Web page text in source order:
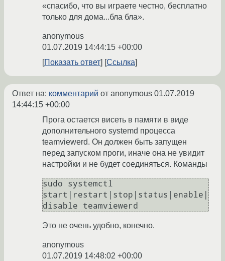
«спасибо, что вы играете честно, бесплатно
только для дома...бла бла».
anonymous
01.07.2019 14:44:15 +00:00
Показать ответ
Ссылка
Ответ на: комментарий от anonymous 01.07.2019
14:44:15 +00:00
Прога остается висеть в памяти в виде
дополнительного systemd процесса
teamviewerd. Он должен быть запущен
перед запуском проги, иначе она не увидит
настройки и не будет соединяться. Команды
sudo systemctl
start|restart|stop|status|enable|
disable teamviewerd
Это не очень удобно, конечно.
anonymous
01.07.2019 14:48:02 +00:00